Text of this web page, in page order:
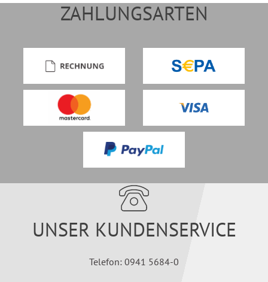
ZAHLUNGSARTEN
UNSER KUNDENSERVICE
Telefon: 0941 5684-0